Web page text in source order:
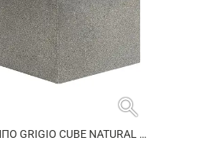
search
КАШПО GRIGIO CUBE NATURAL CONCRETE НА КОЛЕСИКАХ